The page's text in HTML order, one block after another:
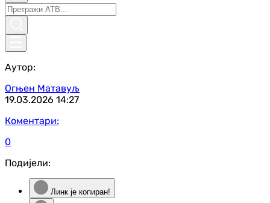
Аутор:
Огњен Матавуљ
19.03.2026 14:27
Коментари:
0
Подијели:
Линк је копиран!